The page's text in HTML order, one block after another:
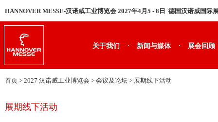
HANNOVER MESSE-汉诺威工业博览会 2027年4月5 - 8日 德国汉诺威国际
关于我们 · 新闻与媒体 · 展会回顾
首页 > 2027 汉诺威工业博览会 > 会议及论坛 > 展期线下活动
展期线下活动